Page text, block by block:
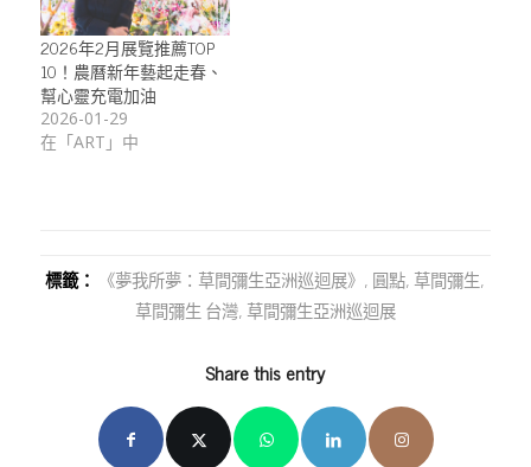
2026年2月展覽推薦TOP
10！農曆新年藝起走春、
幫心靈充電加油
2026-01-29
在「ART」中
標籤： 《夢我所夢：草間彌生亞洲巡迴展》 , 圓點, 草間彌生,
草間彌生 台灣, 草間彌生亞洲巡迴展
Share this entry